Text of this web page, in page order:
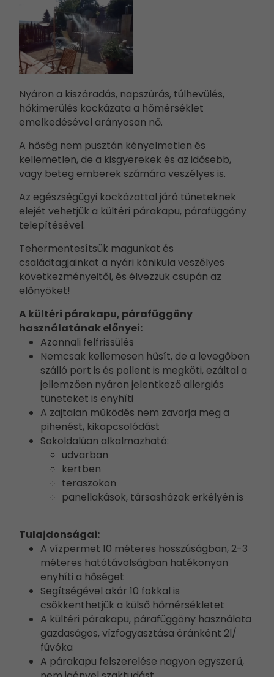
Nyáron a kiszáradás, napszúrás, túlhevülés,
hőkimerülés kockázata a hőmérséklet
emelkedésével arányosan nő.
A hőség nem pusztán kényelmetlen és
kellemetlen, de a kisgyerekek és az idősebb,
vagy beteg emberek számára veszélyes is.
Az egészségügyi kockázattal járó tüneteknek
elejét vehetjük a kültéri párakapu, párafüggöny
telepítésével.
Tehermentesítsük magunkat és
családtagjainkat a nyári kánikula veszélyes
következményeitől, és élvezzük csupán az
előnyöket!
A kültéri párakapu, párafüggöny
használatának előnyei:
Azonnali felfrissülés
Nemcsak kellemesen hűsít, de a levegőben
szálló port is és pollent is megköti, ezáltal a
jellemzően nyáron jelentkező allergiás
tüneteket is enyhíti
A zajtalan működés nem zavarja meg a
pihenést, kikapcsolódást
Sokoldalúan alkalmazható:
udvarban
kertben
teraszokon
panellakások, társasházak erkélyén is
Tulajdonságai:
A vízpermet 10 méteres hosszúságban, 2-3
méteres hatótávolságban hatékonyan
enyhíti a hőséget
Segítségével akár 10 fokkal is
csökkenthetjük a külső hőmérsékletet
A kültéri párakapu, párafüggöny használata
gazdaságos, vízfogyasztása óránként 2l/
fúvóka
A párakapu felszerelése nagyon egyszerű,